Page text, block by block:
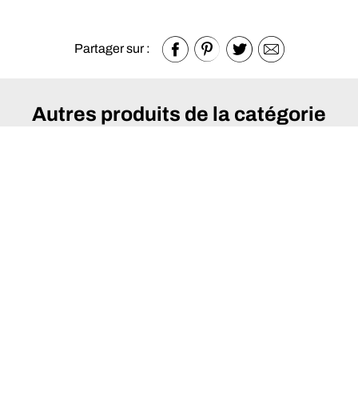
Partager sur :
Autres produits de la catégorie